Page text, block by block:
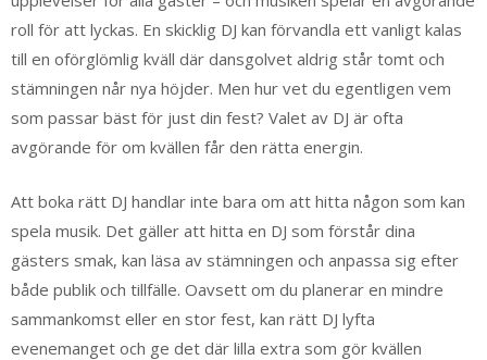
roll för att lyckas. En skicklig DJ kan förvandla ett vanligt kalas
till en oförglömlig kväll där dansgolvet aldrig står tomt och
stämningen når nya höjder. Men hur vet du egentligen vem
som passar bäst för just din fest? Valet av DJ är ofta
avgörande för om kvällen får den rätta energin.
Att boka rätt DJ handlar inte bara om att hitta någon som kan
spela musik. Det gäller att hitta en DJ som förstår dina
gästers smak, kan läsa av stämningen och anpassa sig efter
både publik och tillfälle. Oavsett om du planerar en mindre
sammankomst eller en stor fest, kan rätt DJ lyfta
evenemanget och ge det där lilla extra som gör kvällen